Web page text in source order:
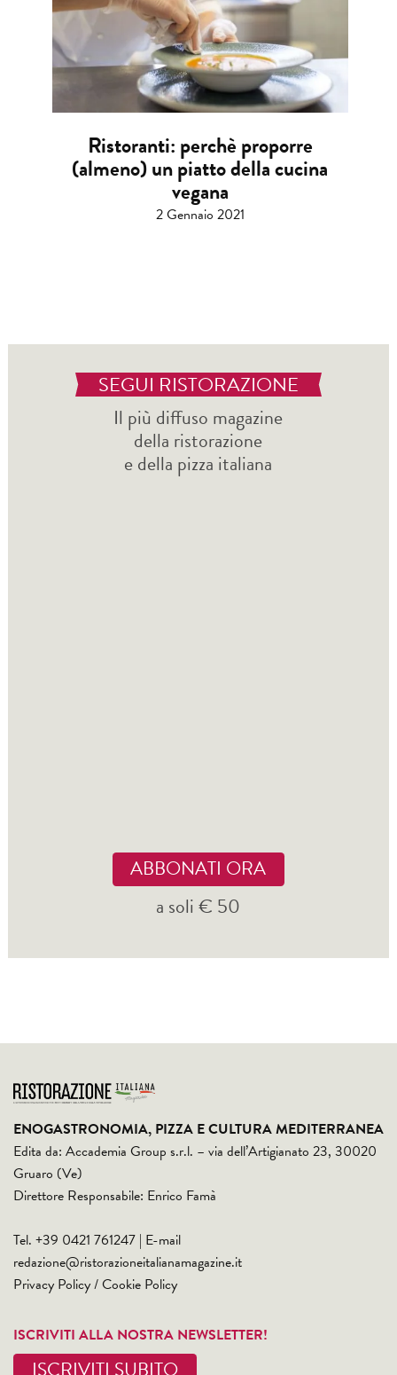
Ristoranti: perchè proporre
(almeno) un piatto della cucina
vegana
2 Gennaio 2021
SEGUI RISTORAZIONE
Il più diffuso magazine
della ristorazione
e della pizza italiana
ABBONATI ORA
a soli € 50
ENOGASTRONOMIA, PIZZA E CULTURA MEDITERRANEA
Edita da: Accademia Group s.r.l. – via dell’Artigianato 23, 30020
Gruaro (Ve)
Direttore Responsabile: Enrico Famà
Tel. +39 0421 761247 | E-mail
redazione@ristorazioneitalianamagazine.it
Privacy Policy/Cookie Policy
ISCRIVITI ALLA NOSTRA NEWSLETTER!